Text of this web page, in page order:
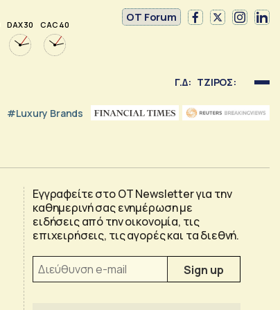
DAX 30 CAC 40
OT Forum
Γ.Δ: ΤΖΙΡΟΣ:
#luxury Brands
Εγγραφείτε στο OT Newsletter για την
καθημερινή σας ενημέρωση με
ειδήσεις από την οικονομία, τις
επιχειρήσεις, τις αγορές και τα διεθνή.